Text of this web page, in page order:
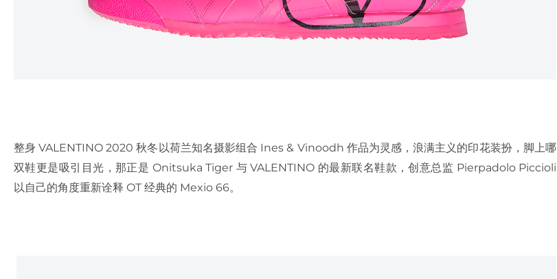
整身 VALENTINO 2020 秋冬以荷兰知名摄影组合 Ines & Vinoodh 作品为灵感，浪满主义的印花装扮，脚上哪
双鞋更是吸引目光，那正是 Onitsuka Tiger 与 VALENTINO 的最新联名鞋款，创意总监 Pierpadolo Piccioli
以自己的角度重新诠释 OT 经典的 Mexio 66。